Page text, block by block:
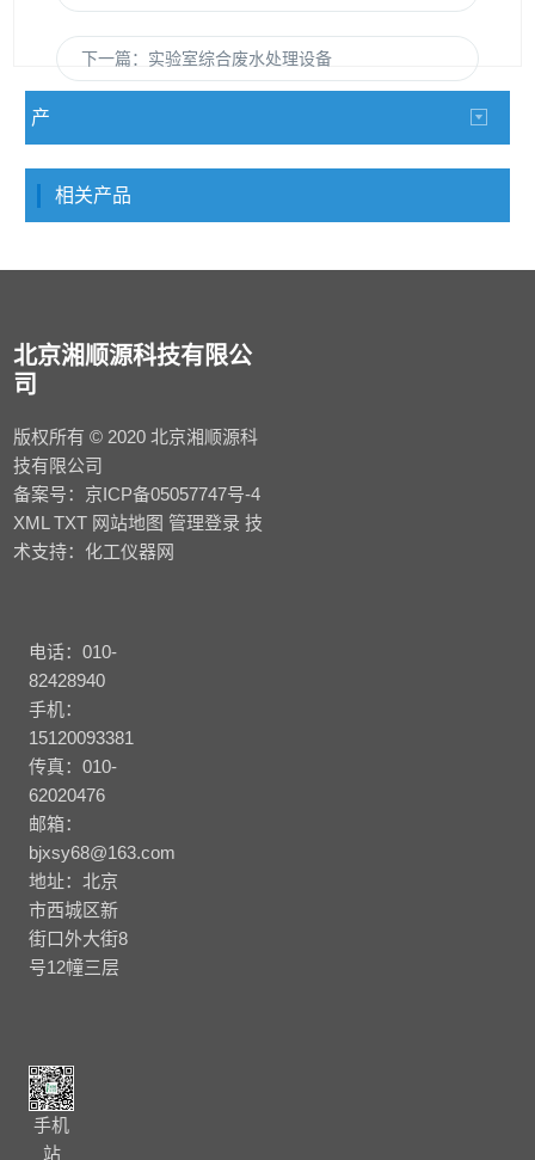
下一篇：实验室综合废水处理设备
产
品分类
相关产品
北京湘顺源科技有限公
司
版权所有 © 2020 北京湘顺源科
技有限公司
备案号： 京ICP备05057747号-4
XML TXT 网站地图 管理登录 技
术支持：化工仪器网
电话：010-
82428940
手机：
15120093381
传真：010-
62020476
邮箱：
bjxsy68@163.com
地址：北京
市西城区新
街口外大街8
号12幢三层
手机
站